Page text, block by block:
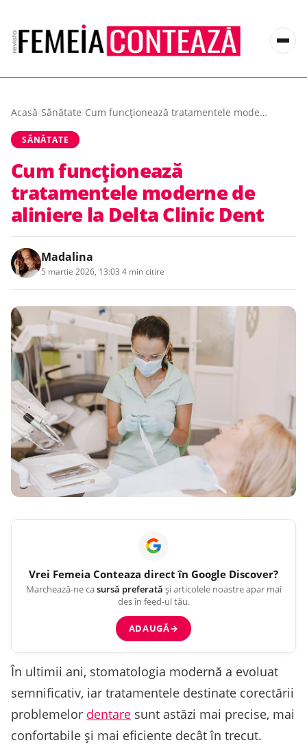
Acasă/Sănătate/ Cum funcționează tratamentele moderne de aliniere la Delta Clinic Dent
SĂNĂTATE
Cum funcționează
tratamentele moderne de
aliniere la Delta Clinic Dent
Madalina
5 martie 2026, 13:03 4 min citire
Vrei Femeia Conteaza direct în Google Discover?
Marchează-ne casursă preferată și articolele noastre apar mai
des în feed-ul tău.
ADAUGĂ→
În ultimii ani, stomatologia modernă a evoluat
semnificativ, iar tratamentele destinate corectării
problemelor dentare sunt astăzi mai precise, mai
confortabile și mai eficiente decât în trecut.